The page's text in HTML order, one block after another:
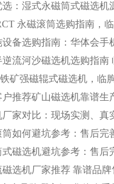
厂家对比：现场实测、
磁选机厂家推荐 靠谱品